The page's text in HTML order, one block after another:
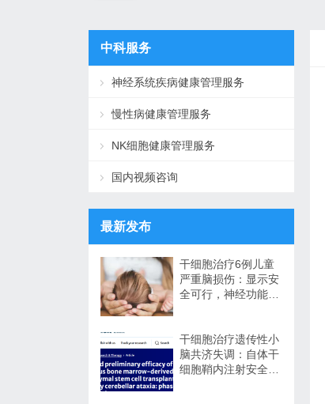
中科服务
神经系统疾病健康管理服务
慢性病健康管理服务
NK细胞健康管理服务
国内视频咨询
最新发布
干细胞治疗6例儿童
严重脑损伤：显示安
全可行，神经功能改
干细胞治疗遗传性小
脑共济失调：自体干
细胞鞘内注射安全性